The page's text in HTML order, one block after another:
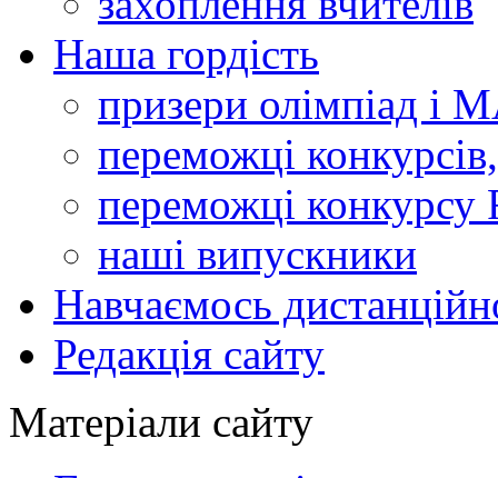
Наша гордість
призери олімпіад і
переможці
переможці конкурсу
наші випускники
Навчаємось
Редакція сайту
Матеріали сайту